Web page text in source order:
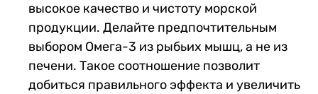
высокое качество и чистоту морской
продукции. Делайте предпочтительным
выбором Омега-3 из рыбьих мышц, а не из
печени. Такое соотношение позволит
добиться правильного эффекта и увеличить